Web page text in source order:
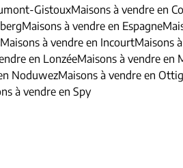
GistouxMaisons à vendre en
Maisons à vendre en Espagne
Maisons à vendre en IncourtMaisons
en LonzéeMaisons à vendre en
NoduwezMaisons à vendre en
à vendre en Spy